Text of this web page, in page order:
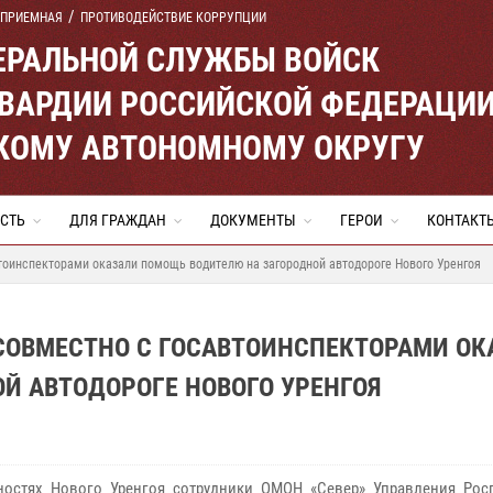
ПРОТИВОДЕЙСТВИЕ КОРРУПЦИИ
СЛУЖБЫ ВОЙСК
РОССИЙСКОЙ
АВТОНОМНОМУ ОКРУГУ
ДЛЯ ГРАЖДАН ДОКУМЕНТЫ ГЕРОИ
оказали помощь водителю на загородной автодороге Нового Уренгоя
С ГОСАВТОИНСПЕКТОРАМИ
НОВОГО УРЕНГОЯ
Нового Уренгоя сотрудники ОМОН «Север» Управления